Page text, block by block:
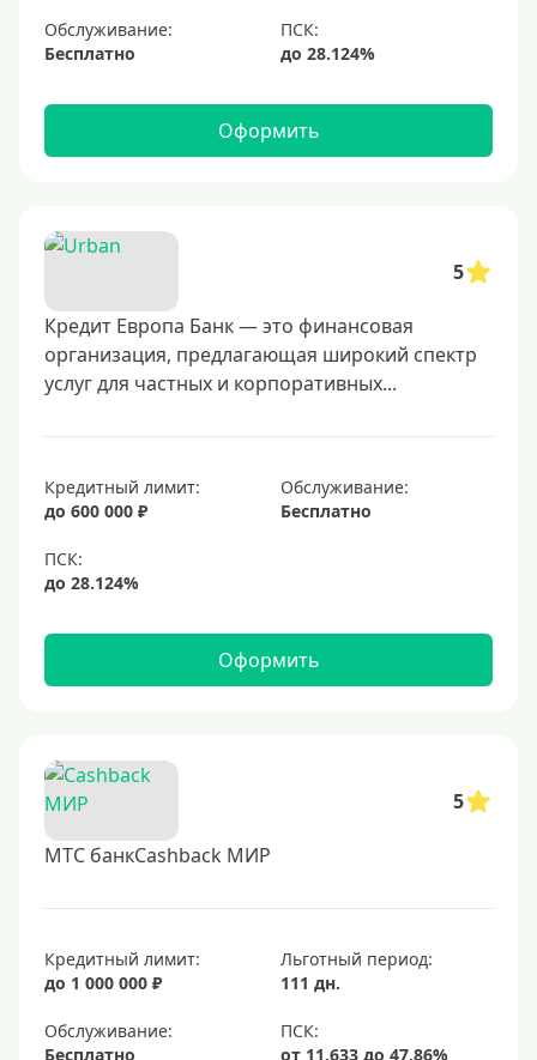
Обслуживание:
Бесплатно
Оформить
5
Кредит Европа Банк — это финансовая
организация, предлагающая широкий спектр
услуг для частных и корпоративных...
Кредитный лимит:
до 600 000 ₽
Обслуживание:
Бесплатно
Оформить
5
МТС банкCashback МИР
Кредитный лимит:
до 1 000 000 ₽
Льготный период:
111 дн.
Обслуживание:
Бесплатно